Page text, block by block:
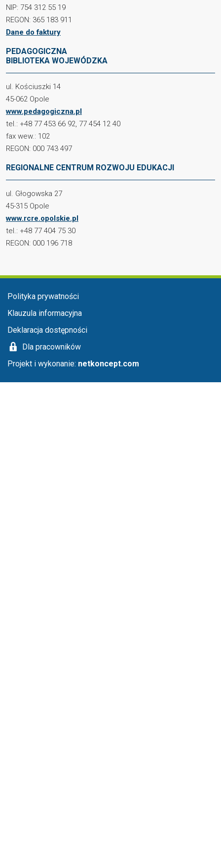
NIP: 754 312 55 19
REGON: 365 183 911
Dane do faktury
PEDAGOGICZNA
BIBLIOTEKA WOJEWÓDZKA
ul. Kościuszki 14
45-062 Opole
www.pedagogiczna.pl
tel.: +48 77 453 66 92, 77 454 12 40
fax wew.: 102
REGON: 000 743 497
REGIONALNE CENTRUM ROZWOJU EDUKACJI
ul. Głogowska 27
45-315 Opole
www.rcre.opolskie.pl
tel.: +48 77 404 75 30
REGON: 000 196 718
Menu stopka
Polityka prywatności
Klauzula informacyjna
Deklaracja dostępności
Dla pracowników
Projekt i wykonanie: netkoncept.com